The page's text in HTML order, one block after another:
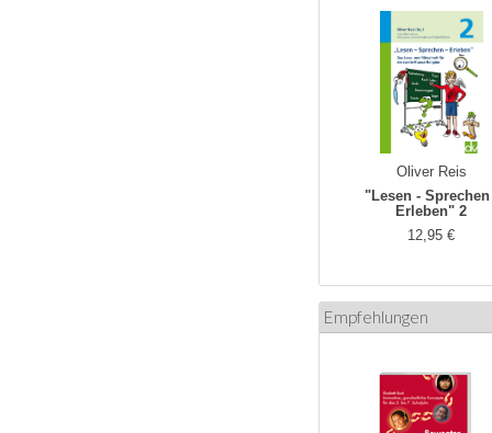
Oliver Reis
"Lesen - Sprechen
Erleben" 2
12,95 €
Empfehlungen